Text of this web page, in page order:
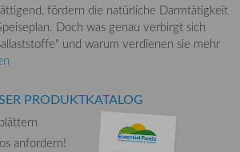
fördern die natürliche Darmtätigkeit
Doch was genau verbirgt sich
und warum verdienen sie mehr
PRODUKTKATALOG
blättern
anfordern!